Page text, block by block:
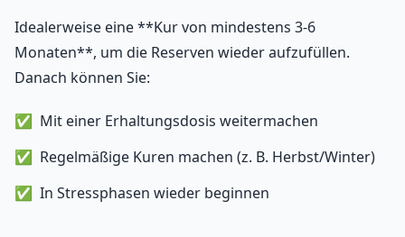
Idealerweise eine **Kur von mindestens 3-6
Monaten**, um die Reserven wieder aufzufüllen.
Danach können Sie:
Mit einer Erhaltungsdosis weitermachen
Regelmäßige Kuren machen (z. B. Herbst/Winter)
In Stressphasen wieder beginnen